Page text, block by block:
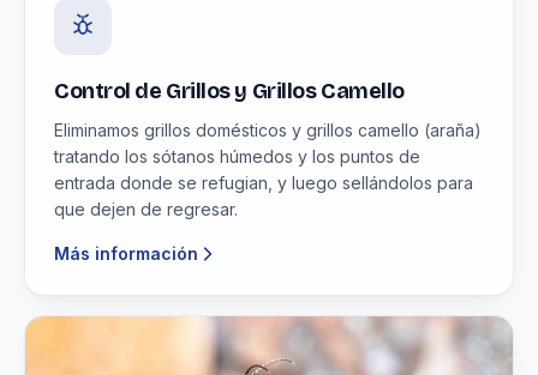
Control de Grillos y Grillos Camello
Eliminamos grillos domésticos y grillos camello (araña)
tratando los sótanos húmedos y los puntos de
entrada donde se refugian, y luego sellándolos para
que dejen de regresar.
Más información